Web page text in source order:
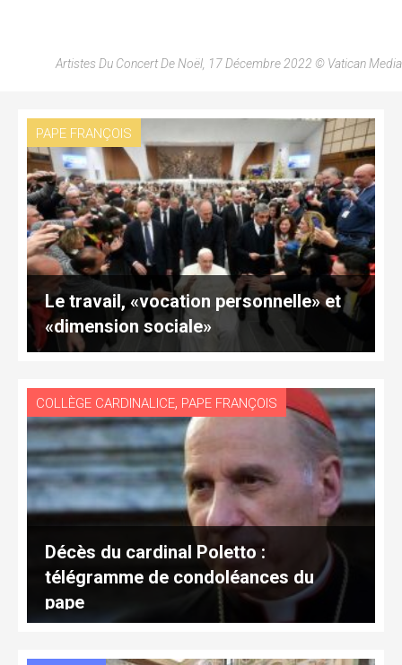
Artistes Du Concert De Noël, 17 Décembre 2022 © Vatican Media
PAPE FRANÇOIS
Le travail, «vocation personnelle» et
«dimension sociale»
COLLÈGE CARDINALICE, PAPE FRANÇOIS
Décès du cardinal Poletto :
télégramme de condoléances du
pape